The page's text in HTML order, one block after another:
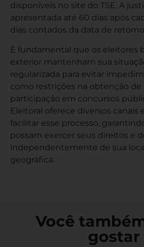
disponíveis no site do TSE. A
apresentada até 60 dias após
dias contados da data de retorno
É fundamental que os eleitores
exterior mantenham sua
regularizada para evitar
como restrições na obtenção de
participação em concursos
Eleitoral oferece diversos canais
facilitar esse processo,
possam exercer seus direitos e
independentemente de sua
geográfica.
Você
gostar